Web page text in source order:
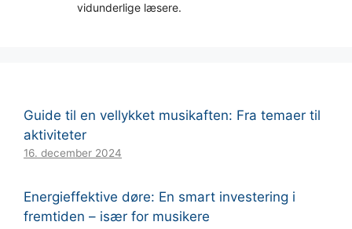
vidunderlige læsere.
Guide til en vellykket musikaften: Fra temaer til
aktiviteter
16. december 2024
Energieffektive døre: En smart investering i
fremtiden – især for musikere